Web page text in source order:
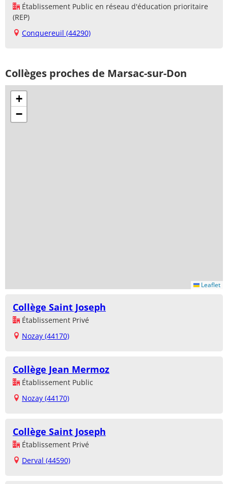
Établissement Public en réseau d'éducation prioritaire
(REP)
Conquereuil (44290)
Collèges proches de Marsac-sur-Don
+
−
Leaflet
Collège Saint Joseph
Établissement Privé
Nozay (44170)
Collège Jean Mermoz
Établissement Public
Nozay (44170)
Collège Saint Joseph
Établissement Privé
Derval (44590)